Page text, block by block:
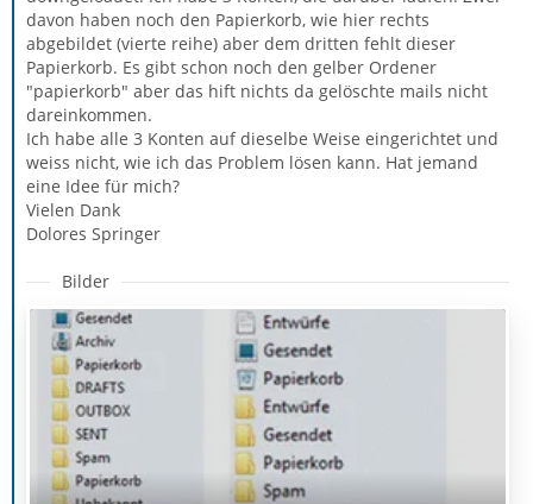
davon haben noch den Papierkorb, wie hier rechts
abgebildet (vierte reihe) aber dem dritten fehlt dieser
Papierkorb. Es gibt schon noch den gelber Ordener
"papierkorb" aber das hift nichts da gelöschte mails nicht
dareinkommen.
Ich habe alle 3 Konten auf dieselbe Weise eingerichtet und
weiss nicht, wie ich das Problem lösen kann. Hat jemand
eine Idee für mich?
Vielen Dank
Dolores Springer
Bilder